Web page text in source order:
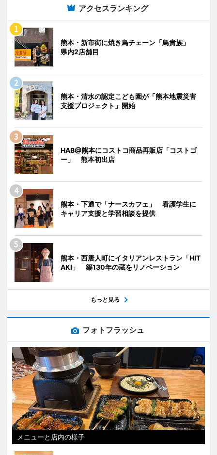
アクセスランキング
熊本・新市街に焼き鳥チェーン「鳥貴族」
県内2店舗目
熊本・清水の認定こども園が「熊本地震災害
支援プロジェクト」開始
HAB@熊本にコストコ商品再販店「コストゴ
ー」 熊本初出店
熊本・下通で「ナースカフェ」 看護学生に
キャリア支援と学習相談を提供
熊本・西唐人町にイタリアンレストラン「HIT
AKI」 築130年の蔵をリノベーション
もっと見る
フォトフラッシュ
メニューと店内の様子